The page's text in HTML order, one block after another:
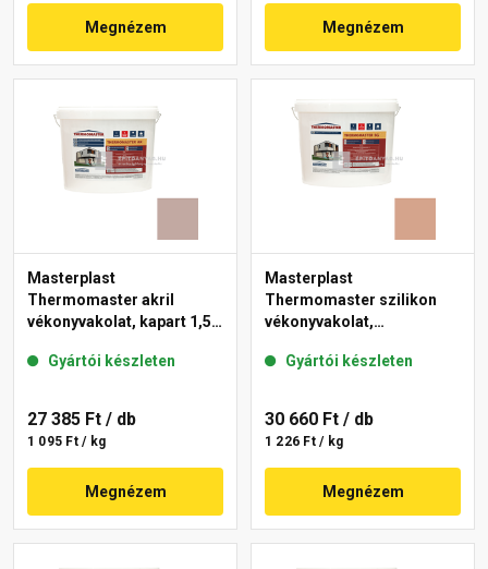
Megnézem Megnézem
Masterplast
Thermomaster akril
vékonyvakolat, kapart 1,5
Gyártói készleten
27 385 Ft / db
1 095 Ft / kg
Megnézem
Masterplast
Thermomaster szilikon
vékonyvakolat,
12-C 25 kg
Gyártói készleten
30 660 Ft / db
1 226 Ft / kg
Megnézem